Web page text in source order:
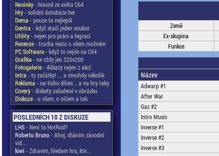
Novinky- hlavně ze světa C64
Hry- solidní databáze her
Dema - pouze ta nejlepší
Dentra - když stačí jeden soubor
Utility- nejen pro práci a legraci
Recenze- trocha textu o všem možném
PC Software- když to nejde na C64
Grafika - ne vždy jen 320x200
Fotogalerie- důkazy nejen z akcí
Intra - ty začátky! ... a mnohdy několik
Reklama - na ticho dňies .. a na hry taky
Covery- diskety zabalené v obrázku
Diskuze- o všem, o ničem a tak
POSLEDNÍCH 10 Z DISKUZE
LHS- Není to HotRod?
Roberto Bruno- Ahoj, sháním závodní
vid...
kiwi - Zdravim, hledam hru, kte...
Země
Ex-skupina
Funkce
Název
Adwarp #1
After War
Gaz #2
Intro Music
Inverse #1
Inverse #2
Inverse #3